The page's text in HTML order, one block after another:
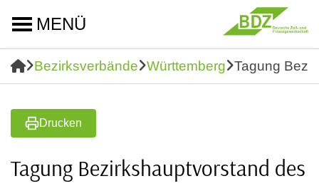
MENÜ
Bezirksverbände Württemberg Tagung
Drucken
Tagung Bezirkshauptvorstand des